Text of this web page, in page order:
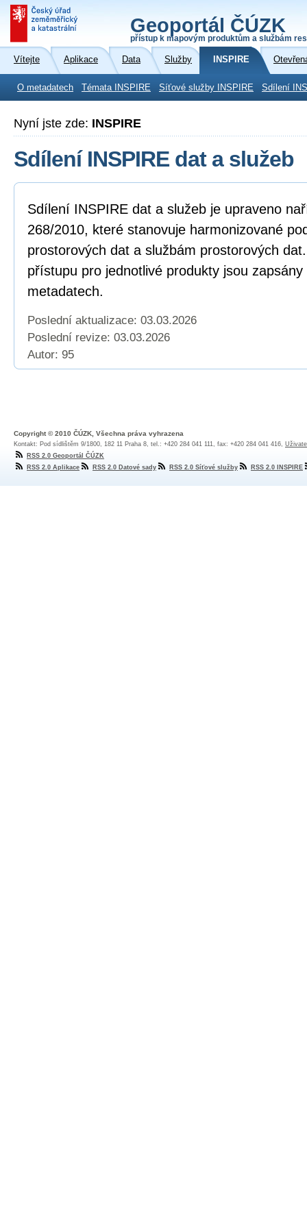
Geoportál ČÚZK
přístup k mapovým produktům a službám
Vítejte Aplikace Data Služby INSPIRE
O metadatech Témata INSPIRE Síťové služby INSPIRE Sdílení
Nyní jste zde: INSPIRE
Sdílení INSPIRE dat a služeb
Sdílení INSPIRE dat a služeb je upraveno
268/2010, které stanovuje harmonizované
prostorových dat a službám prostorových
přístupu pro jednotlivé produkty jsou
metadatech.
Poslední aktualizace: 03.03.2026
Poslední revize: 03.03.2026
Autor: 95
Copyright © 2010 ČÚZK, Všechna práva vyhrazena
Kontakt: Pod sídlištěm 9/1800, 182 11 Praha 8, tel.: +420 284 041 111, fax: +420 284 041 416,
RSS 2.0 Geoportál ČÚZK
RSS 2.0 Aplikace
RSS 2.0 Datové sady RSS 2.0 Síťové služby RSS 2.0 INSPIRE